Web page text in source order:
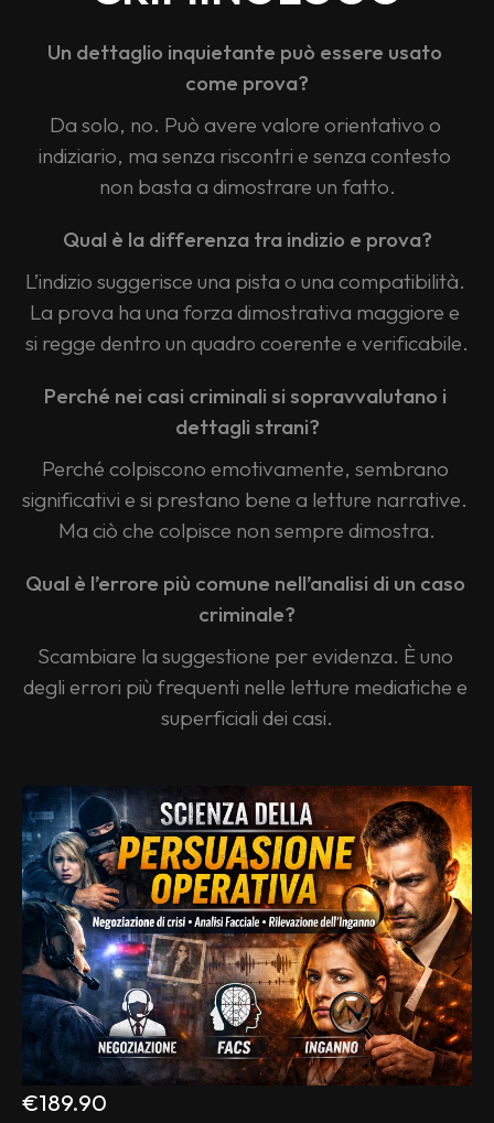
Un dettaglio inquietante può essere usato
come prova?
Da solo, no. Può avere valore orientativo o
indiziario, ma senza riscontri e senza contesto
non basta a dimostrare un fatto.
Qual è la differenza tra indizio e prova?
L’indizio suggerisce una pista o una compatibilità.
La prova ha una forza dimostrativa maggiore e
si regge dentro un quadro coerente e verificabile.
Perché nei casi criminali si sopravvalutano i
dettagli strani?
Perché colpiscono emotivamente, sembrano
significativi e si prestano bene a letture narrative.
Ma ciò che colpisce non sempre dimostra.
Qual è l’errore più comune nell’analisi di un caso
criminale?
Scambiare la suggestione per evidenza. È uno
degli errori più frequenti nelle letture mediatiche e
superficiali dei casi.
€189.90